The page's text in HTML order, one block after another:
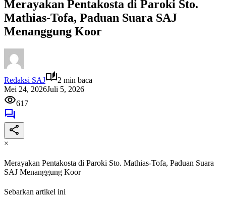
Merayakan Pentakosta di Paroki Sto.
Mathias-Tofa, Paduan Suara SAJ
Menanggung Koor
Redaksi SAJ
2 min baca
Mei 24, 2026Juli 5, 2026
617
×
Merayakan Pentakosta di Paroki Sto. Mathias-Tofa, Paduan Suara
SAJ Menanggung Koor
Sebarkan artikel ini